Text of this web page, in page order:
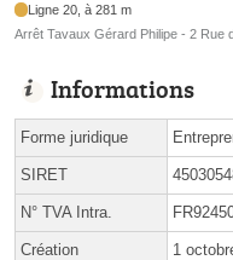
Ligne 20, à 281 m
Arrêt Tavaux Gérard Philipe - 2 Rue
Informations
Forme juridique
SIRET
N° TVA Intra.
Création 1